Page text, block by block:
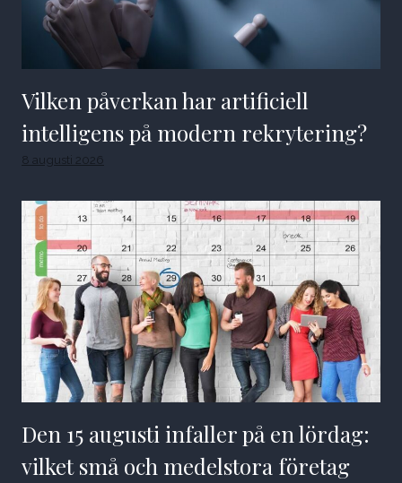
Vilken påverkan har artificiell
intelligens på modern rekrytering?
8 augusti 2026
Den 15 augusti infaller på en lördag:
vilket små och medelstora företag